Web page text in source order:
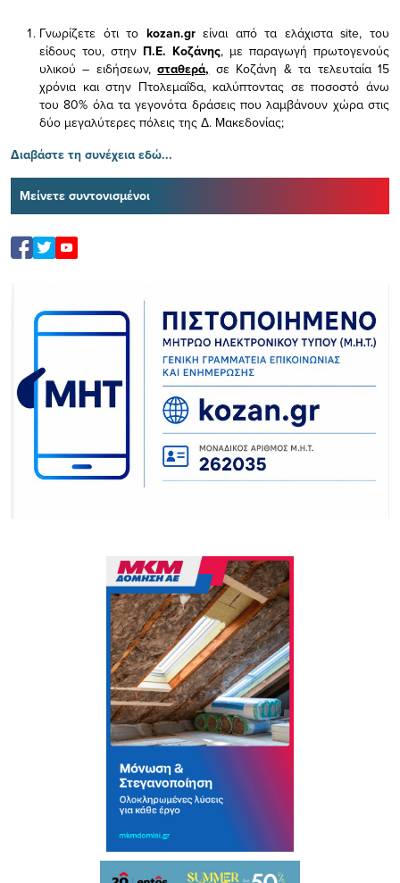
Γνωρίζετε ότι το kozan.gr είναι από τα ελάχισταsite, του
είδους του, στην Π.Ε. Κοζάνης, με παραγωγή πρωτογενούς
υλικού – ειδήσεων,σταθερά, σε Κοζάνη & τα τελευταία 15
χρόνια και στην Πτολεμαΐδα, καλύπτοντας σε ποσοστό άνω
του 80% όλα τα γεγονότα δράσεις που λαμβάνουν χώρα στις
δύο μεγαλύτερες πόλεις της Δ. Μακεδονίας;
Διαβάστε τη συνέχεια εδώ...
Μείνετε συντονισμένοι